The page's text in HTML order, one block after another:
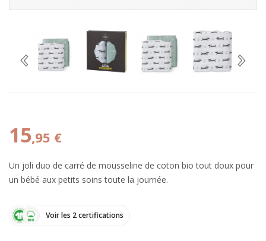
15,95 €
Un joli duo de carré de mousseline de coton bio tout doux pour
un bébé aux petits soins toute la journée.
Voir les 2 certifications